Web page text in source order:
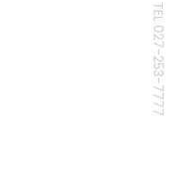
TEL 027-253-7777